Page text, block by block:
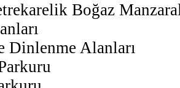
Boğaz
Dinlenme Alanları